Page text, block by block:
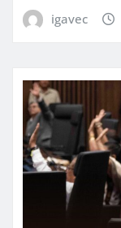
igavec